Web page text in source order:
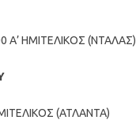
Α’ ΗΜΙΤΕΛΙΚΟΣ (ΝΤΑΛΑΣ)
(ΑΤΛΑΝΤΑ)